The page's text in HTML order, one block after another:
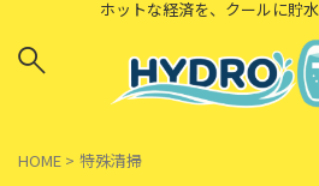
ホットな経済を、クールに貯水
HOME > 特殊清掃